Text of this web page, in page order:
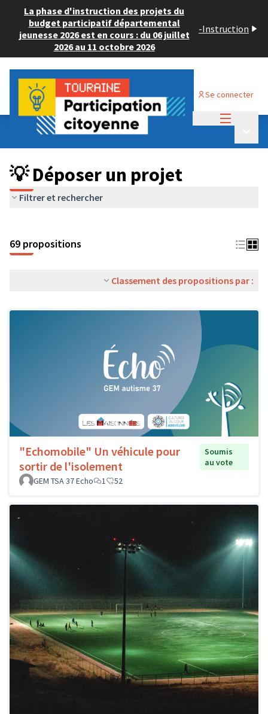
La phase d'instruction des projets du
budget participatif départemental
jeunesse 2026 est en cours : du 06 juillet
2026 au 11 octobre 2026
-Instruction
Se connecter
Budget Participatif ADULTE 2024
💡 Déposer un projet
💡 Déposer un projet
Filtrer et rechercher
69 propositions
Classement des propositions par :
"Echomobile" Un véhicule pour
sortir de l'isolement
Soumis
au vote
GEM TSA 37 Echo
1 52